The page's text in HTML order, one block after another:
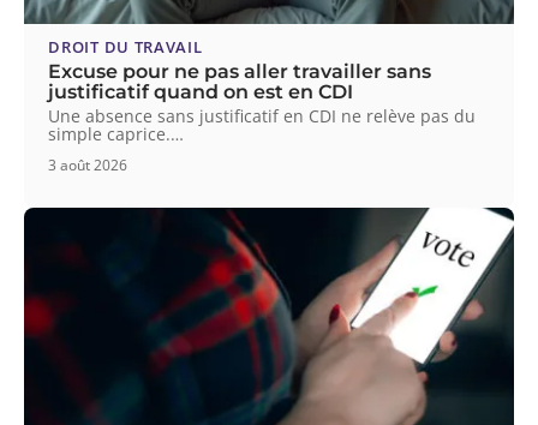
DROIT DU TRAVAIL
Excuse pour ne pas aller travailler sans
justificatif quand on est en CDI
Une absence sans justificatif en CDI ne relève pas du
simple caprice.…
3 août 2026